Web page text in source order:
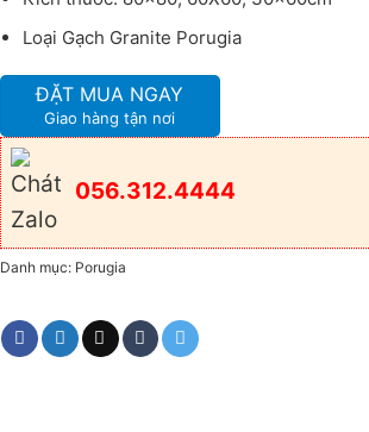
Loại Gạch Granite Porugia
ĐẶT MUA NGAY
Giao hàng tận nơi
056.312.4444
Danh mục: Porugia